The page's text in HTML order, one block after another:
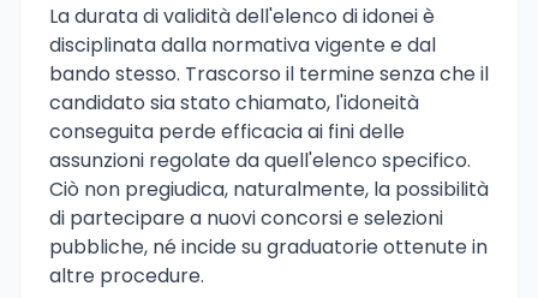
La durata di validità dell'elenco di idonei è
disciplinata dalla normativa vigente e dal
bando stesso. Trascorso il termine senza che il
candidato sia stato chiamato, l'idoneità
conseguita perde efficacia ai fini delle
assunzioni regolate da quell'elenco specifico.
Ciò non pregiudica, naturalmente, la possibilità
di partecipare a nuovi concorsi e selezioni
pubbliche, né incide su graduatorie ottenute in
altre procedure.